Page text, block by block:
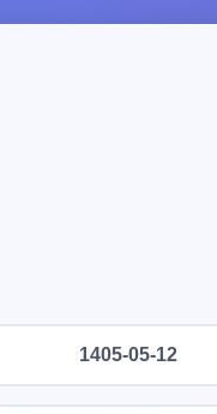
1405-05-12